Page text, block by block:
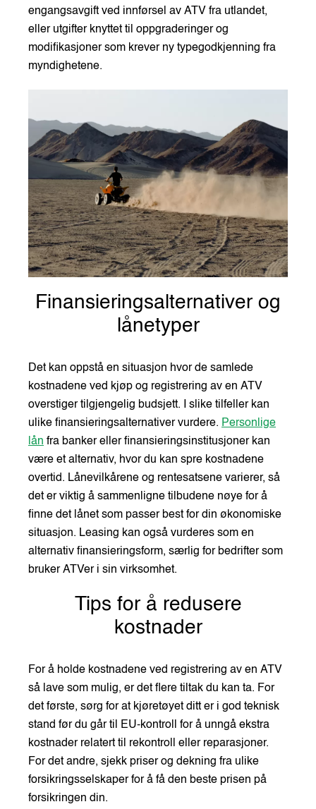
engangsavgift ved innførsel av ATV fra utlandet,
eller utgifter knyttet til oppgraderinger og
modifikasjoner som krever ny typegodkjenning fra
myndighetene.
Finansieringsalternativer og
lånetyper
Det kan oppstå en situasjon hvor de samlede
kostnadene ved kjøp og registrering av en ATV
overstiger tilgjengelig budsjett. I slike tilfeller kan
ulike finansieringsalternativer vurdere. Personlige
lån fra banker eller finansieringsinstitusjoner kan
være et alternativ, hvor du kan spre kostnadene
overtid. Lånevilkårene og rentesatsene varierer, så
det er viktig å sammenligne tilbudene nøye for å
finne det lånet som passer best for din økonomiske
situasjon. Leasing kan også vurderes som en
alternativ finansieringsform, særlig for bedrifter som
bruker ATVer i sin virksomhet.
Tips for å redusere
kostnader
For å holde kostnadene ved registrering av en ATV
så lave som mulig, er det flere tiltak du kan ta. For
det første, sørg for at kjøretøyet ditt er i god teknisk
stand før du går til EU-kontroll for å unngå ekstra
kostnader relatert til rekontroll eller reparasjoner.
For det andre, sjekk priser og dekning fra ulike
forsikringsselskaper for å få den beste prisen på
forsikringen din.